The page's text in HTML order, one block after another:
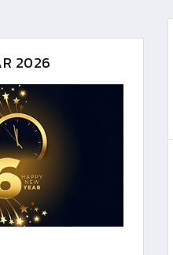
2026